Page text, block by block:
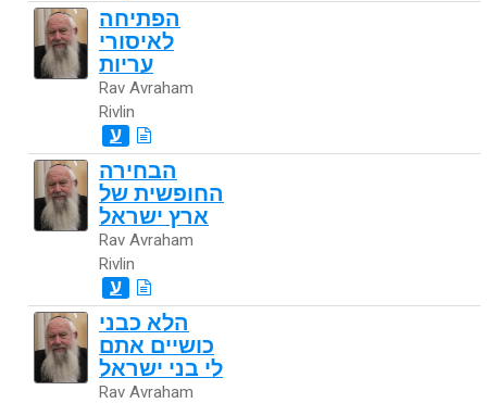
הפתיחה
לאיסורי
עריות
Rav Avraham
Rivlin
ע
הבחירה
החופשית של
ארץ ישראל
Rav Avraham
Rivlin
ע
הלא כבני
כושיים אתם
לי בני ישראל
Rav Avraham